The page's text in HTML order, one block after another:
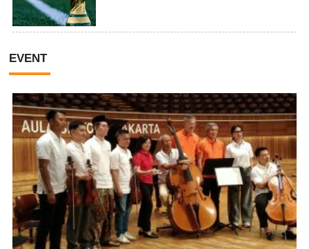
EVENT